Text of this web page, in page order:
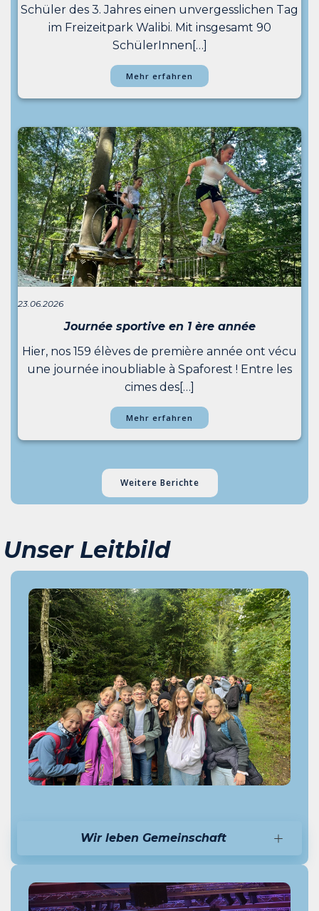
Schüler des 3. Jahres einen unvergesslichen Tag
im Freizeitpark Walibi. Mit insgesamt 90
SchülerInnen[…]
Mehr erfahren
23.06.2026
Journée sportive en 1 ère année
Hier, nos 159 élèves de première année ont vécu
une journée inoubliable à Spaforest ! Entre les
cimes des[…]
Mehr erfahren
Weitere Berichte
Unser Leitbild
Wir leben Gemeinschaft